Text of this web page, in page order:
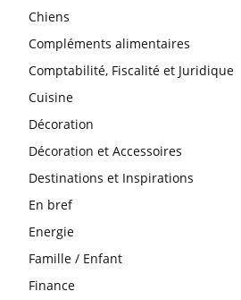
Chiens
Compléments alimentaires
Comptabilité, Fiscalité et Juridique
Cuisine
Décoration
Décoration et Accessoires
Destinations et Inspirations
En bref
Energie
Famille / Enfant
Finance